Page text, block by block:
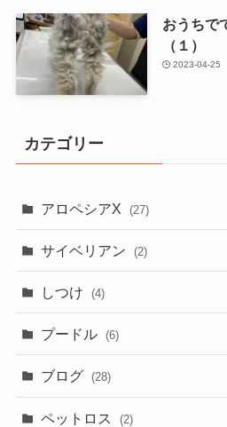
おうちで
（１）
2023-04-25
カテゴリー
アロペシアX (27)
サイベリアン (2)
しつけ (4)
プードル (6)
ブログ (28)
ペットロス (2)